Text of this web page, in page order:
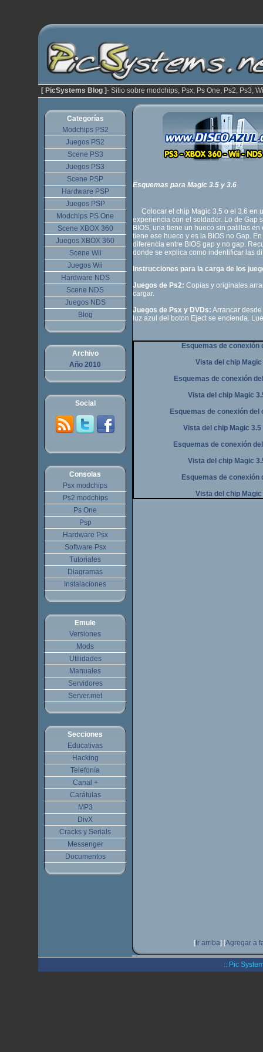
[ PicSystems Blog ]- Sitio sobre modchips, Psx, Ps One, Ps2, Ps3,
Categorías
Modchips PS2
Juegos PS2
Scene PS3
Juegos PS3
Scene PSP
Hardware PSP
Juegos PSP
Modchips PS One
Scene XBOX 360
Juegos XBOX 360
Scene Wii
Juegos Wii
Hardware NDS
Scene NDS
Juegos NDS
Blog
Archivo
Año 2010
Social
Consolas
Psx modchips
Ps2 modchips
Ps One
Psp
Hardware Psx
Software Psx
Tutoriales
Diagramas
Instalaciones
Emule
Versiones
Mods
Utilidades
Manuales
Servidores
Server.met
Secciones
Educativas
Hacking
Telefonía
Canal +
Carátulas
MP3
DivX
Cracks y Serials
Messenger
Documentos
Esquemas para Magic 3.5 y 3.6
Colocar el chip Magic 3.5 o el 3.6 en
experiencia con el soldador. Lo de Gap
BIOS, una tiene un hueco sin patillas
tiene ese hueco y es la BIOS no Gap.
diferencia entre BIOS gap y no gap.
donde se explica como indentificar las
Instrucciones para la carga de los
Juegos de Ps2: Copias y originales
cargar.
Juegos de Psx y DVDs: Arrancar
luz azul del boton Eject se encienda.
Esquemas de conexión
Vista del chip
Esquemas de conexión
Vista del chip Magic
Esquemas de conexión del
Vista del chip Magic
Esquemas de conexión
Vista del chip Magic
Esquemas de conexión
Vista del chip
[ Ir arriba] [Agregar a
:: Pic